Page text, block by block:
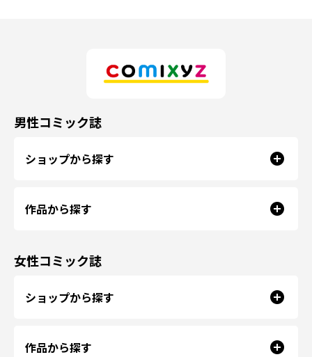
男性コミック誌
ショップから探す
作品から探す
女性コミック誌
ショップから探す
作品から探す